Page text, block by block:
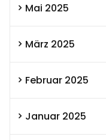
Mai 2025
März 2025
Februar 2025
Januar 2025